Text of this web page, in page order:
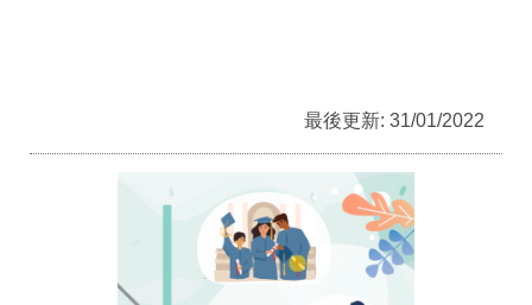
最後更新: 31/01/2022